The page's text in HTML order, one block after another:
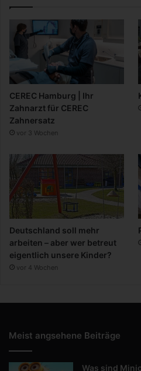
CEREC Hamburg | Ihr
Zahnarzt für CEREC
Zahnersatz
vor 3 Wochen
Deutschland soll mehr
arbeiten – aber wer betreut
eigentlich unsere Kinder?
vor 4 Wochen
Meist angsehene Beiträge
Was sind